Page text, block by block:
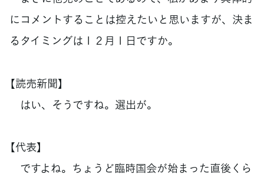
にコメントすることは控えたいと思いますが、決ま
るタイミングは１２月１日ですか。
【読売新聞】
はい、そうですね。選出が。
【代表】
ですよね。ちょうど臨時国会が始まった直後くら